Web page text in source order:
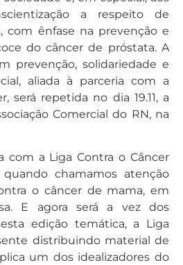
a respeito de
com ênfase na prevenção e
do câncer de próstata. A
prevenção, solidariedade e
aliada à parceria com a
será repetida no dia 19.11, a
Comercial do RN, na
com a Liga Contra o Câncer
quando chamamos atenção
o câncer de mama, em
E agora será a vez dos
edição temática, a Liga
distribuindo material de
um dos idealizadores do